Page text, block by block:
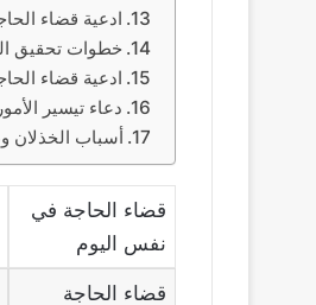
ادعية قضاء
خطوات تحقيق
ادعية قضاء
دعاء تيسير
أسباب الخذلان
قضاء الحاجة في
نفس اليوم
قضاء الحاجة